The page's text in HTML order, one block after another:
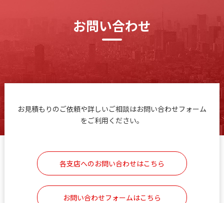
お問い合わせ
お見積もりのご依頼や詳しいご相談はお問い合わせフォーム
をご利用ください。
各支店へのお問い合わせはこちら
お問い合わせフォームはこちら